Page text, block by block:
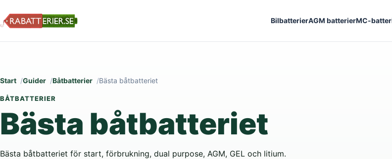
BilbatterierAGM batterierMC-
Start Guider Båtbatterier Bästa båtbatteriet
BÅTBATTERIER
Bästa båtbatteriet
Bästa båtbatteriet för start, förbrukning, dual purpose, AGM, GEL och litium.